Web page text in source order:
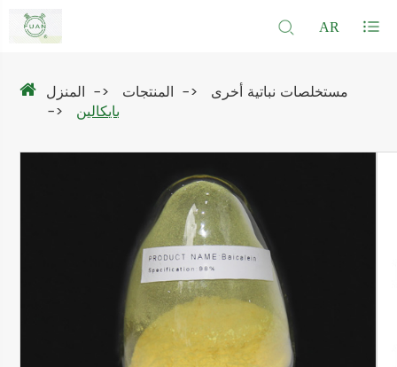
AR
المنزل المنتجات
مستخلصات نباتية أخرى
بايكالين